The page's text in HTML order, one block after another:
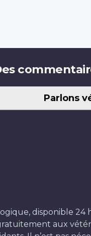
Parlons
disponible 24
aux